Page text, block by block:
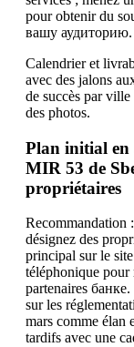
pour obtenir du
вашу аудиторию.
Calendrier et
avec des jalons
de succès par
des photos.
Plan initial en
MIR 53 de
propriétaires
Recommandation
désignez des
principal sur le
téléphonique pour
partenaires
sur les
mars comme élan
tardifs avec une